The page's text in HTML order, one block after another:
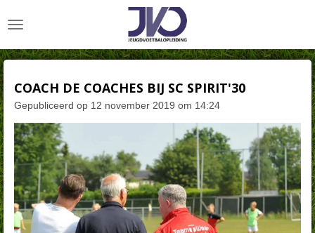
direct
de
COACH DE COACHES BIJ SC SPIRIT'30
Gepubliceerd op 12 november 2019 om 14:24